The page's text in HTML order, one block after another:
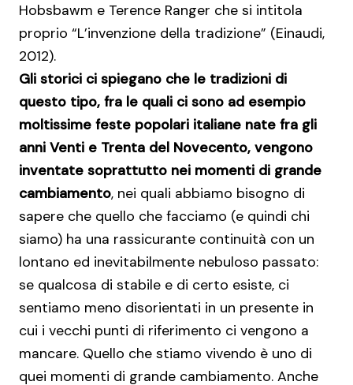
Hobsbawm e Terence Ranger che si intitola
proprio “L’invenzione della tradizione” (Einaudi,
2012).
Gli storici ci spiegano che le tradizioni di
questo tipo, fra le quali ci sono ad esempio
moltissime feste popolari italiane nate fra gli
anni Venti e Trenta del Novecento, vengono
inventate soprattutto nei momenti di grande
cambiamento, nei quali abbiamo bisogno di
sapere che quello che facciamo (e quindi chi
siamo) ha una rassicurante continuità con un
lontano ed inevitabilmente nebuloso passato:
se qualcosa di stabile e di certo esiste, ci
sentiamo meno disorientati in un presente in
cui i vecchi punti di riferimento ci vengono a
mancare. Quello che stiamo vivendo è uno di
quei momenti di grande cambiamento. Anche